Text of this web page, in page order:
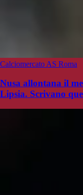
Calciomercato AS Roma
Nusa allontana il
Lipsia. Scrivano